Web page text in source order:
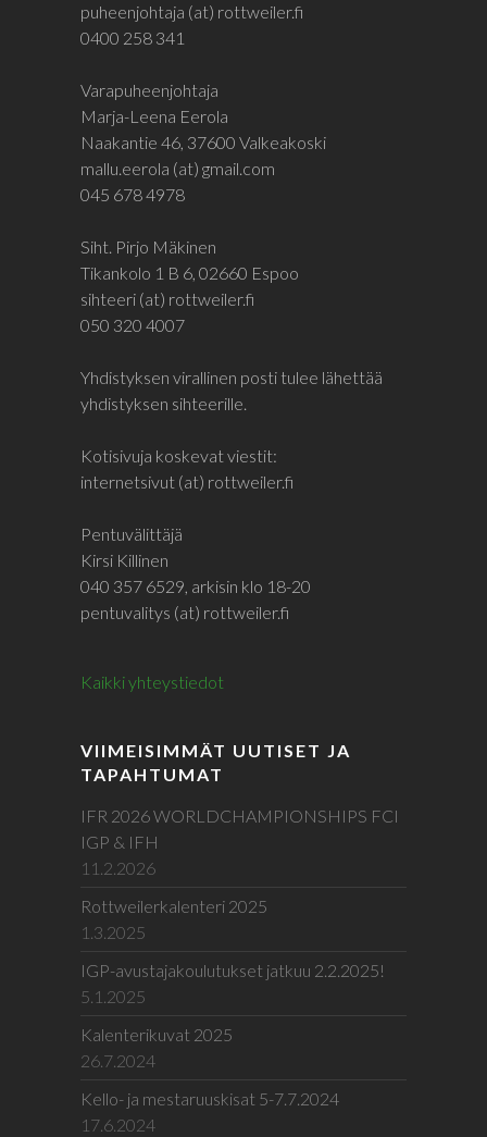
puheenjohtaja (at) rottweiler.fi
0400 258 341
Varapuheenjohtaja
Marja-Leena Eerola
Naakantie 46, 37600 Valkeakoski
mallu.eerola (at) gmail.com
045 678 4978
Siht. Pirjo Mäkinen
Tikankolo 1 B 6, 02660 Espoo
sihteeri (at) rottweiler.fi
050 320 4007
Yhdistyksen virallinen posti tulee lähettää
yhdistyksen sihteerille.
Kotisivuja koskevat viestit:
internetsivut (at) rottweiler.fi
Pentuvälittäjä
Kirsi Killinen
040 357 6529, arkisin klo 18-20
pentuvalitys (at) rottweiler.fi
Kaikki yhteystiedot
VIIMEISIMMÄT UUTISET JA
TAPAHTUMAT
IFR 2026 WORLDCHAMPIONSHIPS FCI
IGP & IFH
11.2.2026
Rottweilerkalenteri 2025
1.3.2025
IGP-avustajakoulutukset jatkuu 2.2.2025!
5.1.2025
Kalenterikuvat 2025
26.7.2024
Kello- ja mestaruuskisat 5-7.7.2024
17.6.2024